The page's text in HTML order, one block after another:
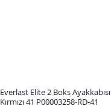
Everlast Elite 2 Boks Ayakkabısı
Kırmızı 41 P00003258-RD-41